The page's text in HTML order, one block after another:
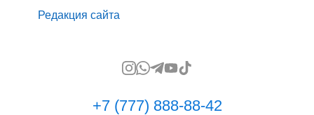
Редакция сайта
+7 (777) 888-88-42